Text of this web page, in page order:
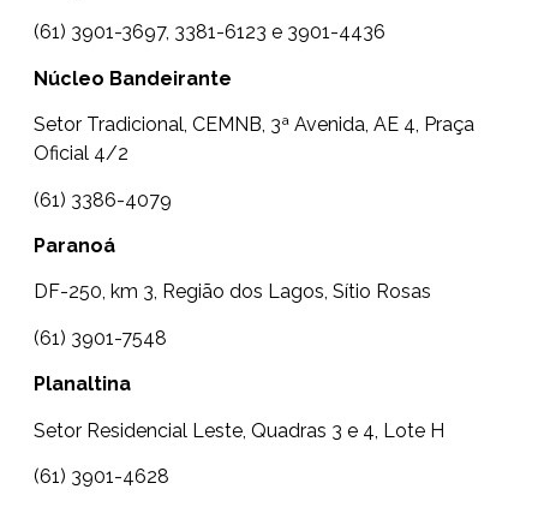
(61) 3901-3697, 3381-6123 e 3901-4436
Núcleo Bandeirante
Setor Tradicional, CEMNB, 3ª Avenida, AE 4, Praça
Oficial 4/2
(61) 3386-4079
Paranoá
DF-250, km 3, Região dos Lagos, Sítio Rosas
(61) 3901-7548
Planaltina
Setor Residencial Leste, Quadras 3 e 4, Lote H
(61) 3901-4628